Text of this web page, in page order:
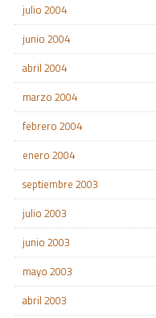
julio 2004
junio 2004
abril 2004
marzo 2004
febrero 2004
enero 2004
septiembre 2003
julio 2003
junio 2003
mayo 2003
abril 2003